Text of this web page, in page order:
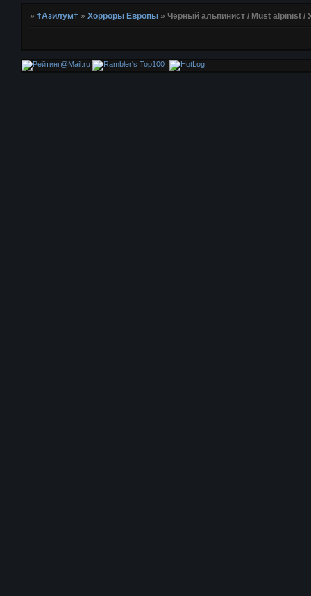
»†Азилум† »Хорроры Европы »Чёрный альпинист / Must alpinist /